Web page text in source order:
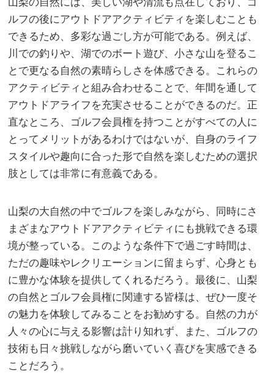
山梨の自然には、美しい湖や清流も点在しており、ゴ
ルフの後にアウトドアアクティビティを楽しむことも
できるため、多彩な過ごし方が可能である。例えば、
川での釣りや、湖でのボート遊び、小さな山を登るこ
とで更なる自然の素晴らしさを体感できる。これらの
アクティビティと組み合わせることで、年間を通して
アウトドアライフを充実させることができるのだ。正
直なところ、ゴルフ会員権を持つことがすべての人に
とってメリットがあるわけではないが、自身のライフ
スタイルや趣向に合った形で自然を楽しむための選択
肢としては非常に有意義である。
山梨の大自然の中でゴルフを楽しみながら、同時にさ
まざまなアウトドアアクティビティにも挑戦できる環
境が整っている。このような条件下で過ごす時間は、
ただの趣味やレクリエーションに留まらず、心身とも
に豊かな体験を提供してくれるだろう。最後に、山梨
の自然とゴルフ会員権に関連する皆様は、ぜひ一度そ
の魅力を体験してみることをお勧めする。自然の力が
人々の心に与える影響は計り知れず、また、ゴルフの
技術も日々挑戦しながら磨いていく喜びを実感できる
ことだろう。